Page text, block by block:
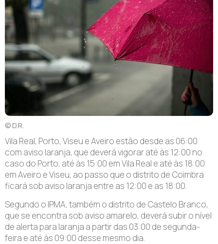
© D.R.
Vila Real, Porto, Viseu e Aveiro estão desde as 06:00
com aviso laranja, que deverá vigorar até às 12:00 no
caso do Porto, até às 15:00 em Vila Real e até às 18:00
em Aveiro e Viseu, ao passo que o distrito de Coimbra
ficará sob aviso laranja entre as 12:00 e as 18:00.
Segundo o IPMA, também o distrito de Castelo Branco,
que se encontra sob aviso amarelo, deverá subir o nível
de alerta para laranja a partir das 03:00 de segunda-
feira e até às 09:00 desse mesmo dia.